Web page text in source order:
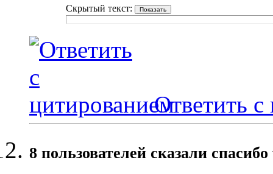
Скрытый текст:
Ответить с
8 пользователей сказали